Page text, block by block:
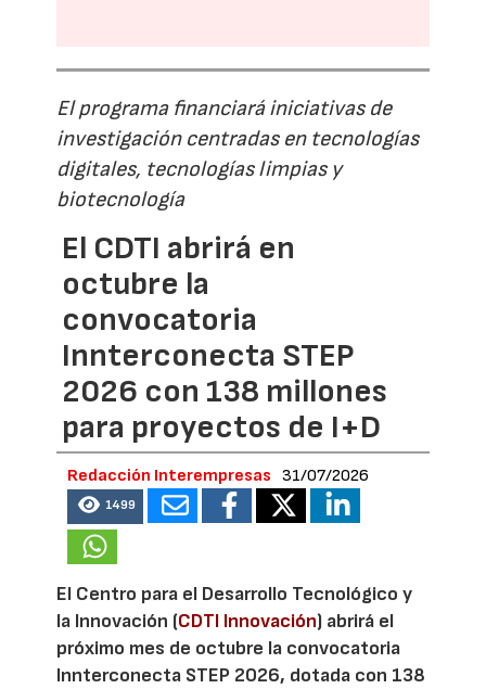
El programa financiará iniciativas de
investigación centradas en tecnologías
digitales, tecnologías limpias y
biotecnología
El CDTI abrirá en
octubre la
convocatoria
Innterconecta STEP
2026 con 138 millones
para proyectos de I+D
Redacción Interempresas 31/07/2026
1499
El Centro para el Desarrollo Tecnológico y
la Innovación (CDTI Innovación) abrirá el
próximo mes de octubre la convocatoria
Innterconecta STEP 2026, dotada con 138